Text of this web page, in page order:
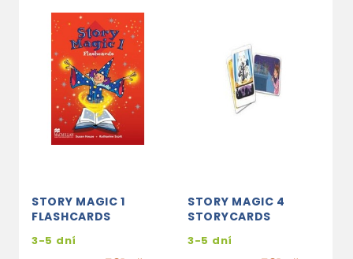
STORY MAGIC 1
FLASHCARDS
3-5 dní
STORY MAGIC 4
STORYCARDS
3-5 dní